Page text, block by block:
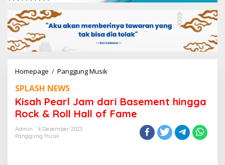
Homepage / Panggung Musik
dari
Basement
hingga
SPLASH NEWS
Kisah Pearl Jam dari Basement hingga
Rock & Roll Hall of Fame
Admin
4 Desember 2023
Panggung Musik